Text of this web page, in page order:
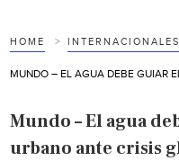
HOME INTERNACIONALES
Mundo – El agua
urbano ante crisis